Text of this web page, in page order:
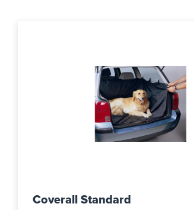
Coverall Standard